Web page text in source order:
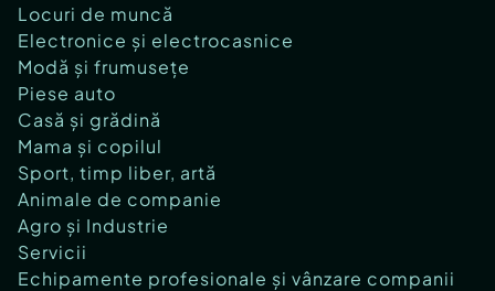
Locuri de muncă
Electronice și electrocasnice
Modă și frumusețe
Piese auto
Casă și grădină
Mama și copilul
Sport, timp liber, artă
Animale de companie
Agro și Industrie
Servicii
Echipamente profesionale și vânzare companii